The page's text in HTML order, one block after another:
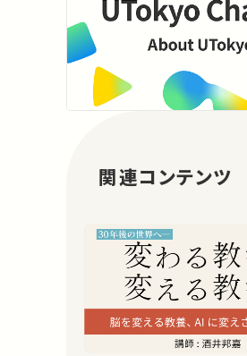
関連コンテンツ